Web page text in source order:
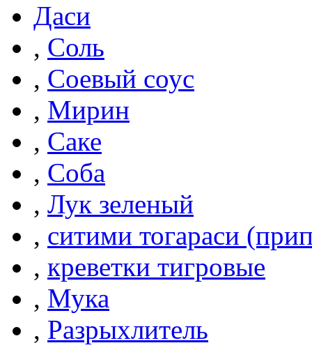
Даси
, Соль
, Соевый соус
, Мирин
, Саке
, Соба
, Лук зеленый
, ситими тогараси
, креветки тигровые
, Мука
, Разрыхлитель